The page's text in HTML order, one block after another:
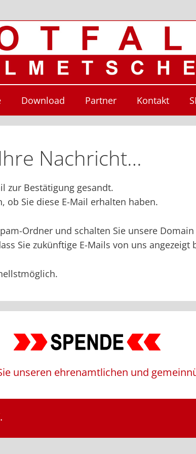
Download Partner Kontakt
Nachricht…
zur Bestätigung gesandt.
ob Sie diese E-Mail erhalten haben.
Ordner und schalten Sie unsere
Sie zukünftige E-Mails von uns angezeigt
unseren ehrenamtlichen und